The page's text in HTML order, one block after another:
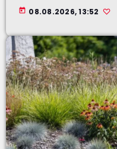
today 08.08.2026, 13:52